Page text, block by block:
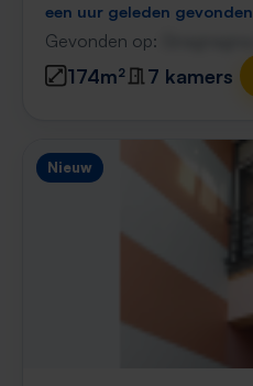
een uur geleden gevonden
Gevonden op:
174m² 7 kamers
Nieuw